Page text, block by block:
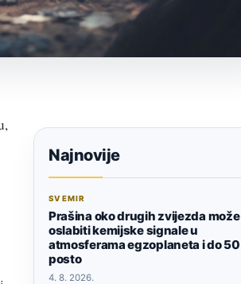
Najnovije
SVEMIR
Prašina oko drugih zvijezda može
oslabiti kemijske signale u
atmosferama egzoplaneta i do 50
posto
4. 8. 2026.